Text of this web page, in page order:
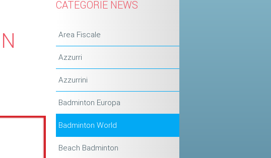
CATEGORIE NEWS
Area Fiscale
Azzurri
Azzurrini
Badminton Europa
Badminton World
Beach Badminton